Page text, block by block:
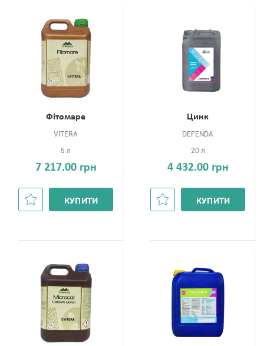
Фітомаре
VITERA
5 л
7 217.00 грн
КУПИТИ
Цинк
DEFENDA
20 л
4 432.00 грн
КУПИТИ